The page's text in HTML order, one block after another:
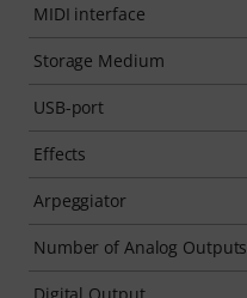
MIDI interface
Storage Medium
USB-port
Effects
Arpeggiator
Number of Analog Outputs
Digital Output